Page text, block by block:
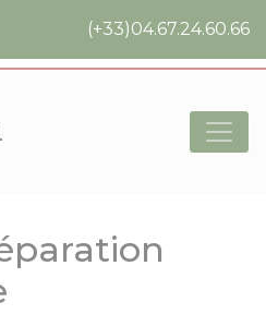
(+33)04.67.24.60.66